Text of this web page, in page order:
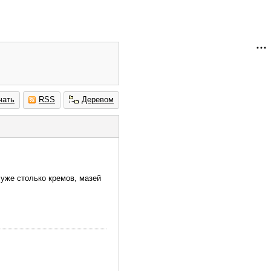
RSS Деревом
столько кремов, мазей